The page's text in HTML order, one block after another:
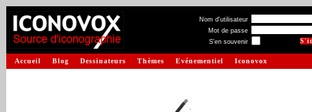
Nom d'utilisateur
Mot de passe
S'en souvenir
Accueil Blog Dessinateurs Thèmes Evénementiel Iconovox